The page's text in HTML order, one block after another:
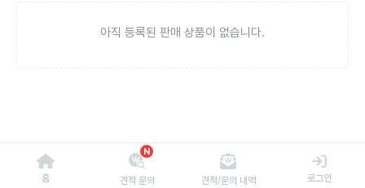
아직 등록된 판매 상품이 없습니다.
홈
N
견적 문의 견적/문의 내역 로그인